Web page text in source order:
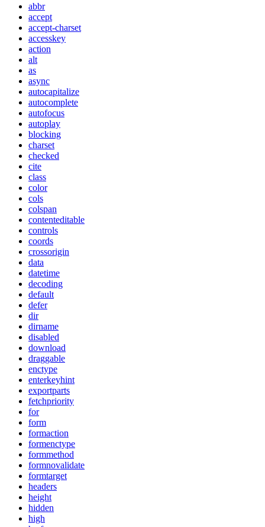
abbr
accept
accept-charset
accesskey
action
alt
as
async
autocapitalize
autocomplete
autofocus
autoplay
blocking
charset
checked
cite
class
color
cols
colspan
contenteditable
controls
coords
crossorigin
data
datetime
decoding
default
defer
dir
dirname
disabled
download
draggable
enctype
enterkeyhint
exportparts
fetchpriority
for
form
formaction
formenctype
formmethod
formnovalidate
formtarget
headers
height
hidden
high